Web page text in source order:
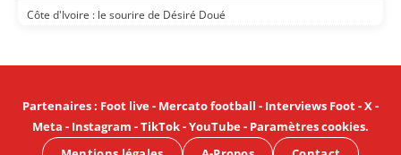
Côte d'Ivoire : le sourire de Désiré Doué
Partenaires: Foot live- Mercato football - Interviews Foot-X-
Meta - Instagram -TikTok-YouTube- Paramètres cookies.